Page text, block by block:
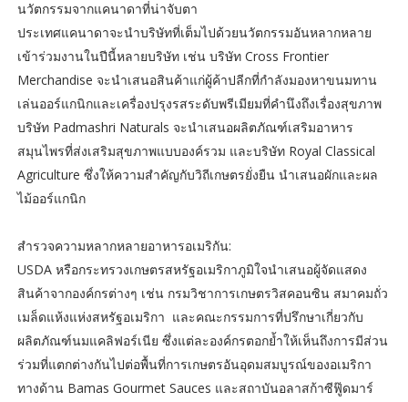
นวัตกรรมจากแคนาดาที่น่าจับตา
ประเทศแคนาดาจะนำบริษัทที่เต็มไปด้วยนวัตกรรมอันหลากหลาย
เข้าร่วมงานในปีนี้หลายบริษัท เช่น บริษัท Cross Frontier
Merchandise จะนำเสนอสินค้าแก่ผู้ค้าปลีกที่กำลังมองหาขนมทาน
เล่นออร์แกนิกและเครื่องปรุงรสระดับพรีเมียมที่คำนึงถึงเรื่องสุขภาพ
บริษัท Padmashri Naturals จะนำเสนอผลิตภัณฑ์เสริมอาหาร
สมุนไพรที่ส่งเสริมสุขภาพแบบองค์รวม และบริษัท Royal Classical
Agriculture ซึ่งให้ความสำคัญกับวิถีเกษตรยั่งยืน นำเสนอผักและผล
ไม้ออร์แกนิก
สำรวจความหลากหลายอาหารอเมริกัน:
USDA หรือกระทรวงเกษตรสหรัฐอเมริกาภูมิใจนำเสนอผู้จัดแสดง
สินค้าจากองค์กรต่างๆ เช่น กรมวิชาการเกษตรวิสคอนซิน สมาคมถั่ว
เมล็ดแห้งแห่งสหรัฐอเมริกา และคณะกรรมการที่ปรึกษาเกี่ยวกับ
ผลิตภัณฑ์นมแคลิฟอร์เนีย ซึ่งแต่ละองค์กรตอกย้ำให้เห็นถึงการมีส่วน
ร่วมที่แตกต่างกันไปต่อพื้นที่การเกษตรอันอุดมสมบูรณ์ของอเมริกา
ทางด้าน Bamas Gourmet Sauces และสถาบันอลาสก้าซีฟู๊ดมาร์